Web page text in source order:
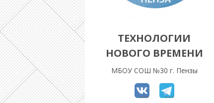
ТЕХНОЛОГИИ
НОВОГО ВРЕМЕНИ
МБОУ СОШ №30 г. Пензы